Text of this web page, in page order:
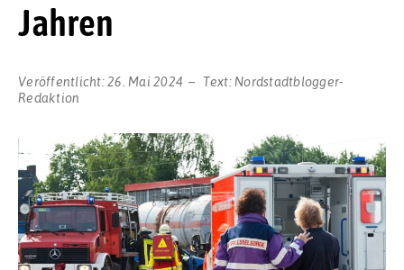
Jahren
Veröffentlicht:26. Mai 2024 Text: Nordstadtblogger-
Redaktion